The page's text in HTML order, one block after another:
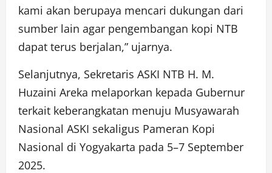
kami akan berupaya mencari dukungan dari
sumber lain agar pengembangan kopi NTB
dapat terus berjalan,” ujarnya.
Selanjutnya, Sekretaris ASKI NTB H. M.
Huzaini Areka melaporkan kepada Gubernur
terkait keberangkatan menuju Musyawarah
Nasional ASKI sekaligus Pameran Kopi
Nasional di Yogyakarta pada 5–7 September
2025.